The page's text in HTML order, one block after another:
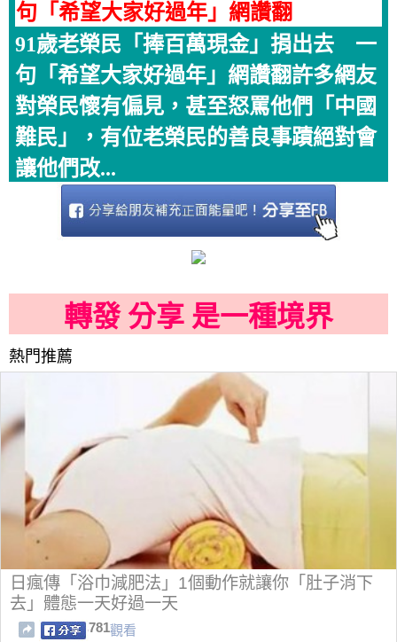
句「希望大家好過年」網讚翻
91歲老榮民「捧百萬現金」捐出去 一
句「希望大家好過年」網讚翻許多網友
對榮民懷有偏見，甚至怒罵他們「中國
難民」，有位老榮民的善良事蹟絕對會
讓他們改...
轉發 分享 是一種境界
熱門推薦
日瘋傳「浴巾減肥法」1個動作就讓你「肚子消下
去」體態一天好過一天
781觀看